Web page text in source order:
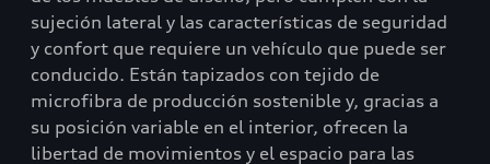
sujeción lateral y las características de seguridad
y confort que requiere un vehículo que puede ser
conducido. Están tapizados con tejido de
microfibra de producción sostenible y, gracias a
su posición variable en el interior, ofrecen la
libertad de movimientos y el espacio para las